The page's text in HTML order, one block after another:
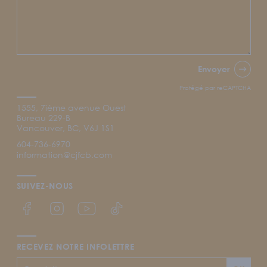
Envoyer
Protégé par reCAPTCHA
1555, 7ième avenue Ouest
Bureau 229-B
Vancouver, BC, V6J 1S1
604-736-6970
information@cjfcb.com
SUIVEZ-NOUS
Lien Facebook du CJFCB
Lien Instagram du CJFCB
Lien YouTube du CJFCB
Lien TikTok du CJFCB
RECEVEZ NOTRE INFOLETTRE